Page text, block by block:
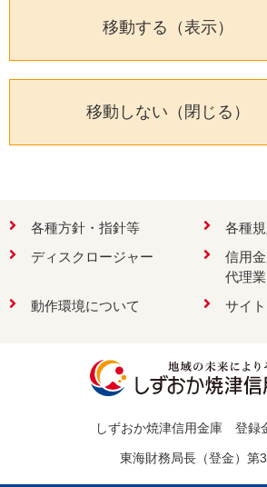
お問い合わせ
移動する（表示）
移動しない（閉じる）
各種方針・指針等
各種
ディスクロージャー
信用
代理
動作環境について
サイ
しずおか焼津信用金庫 登録
東海財務局長（登金）第